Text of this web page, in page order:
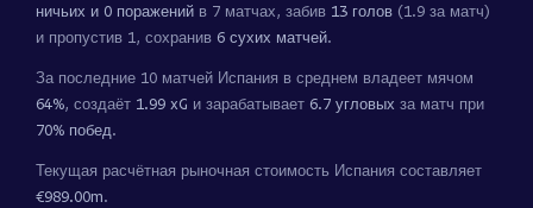
ничьих и 0 поражений в 7 матчах, забив 13 голов (1.9 за матч)
и пропустив 1, сохранив 6 сухих матчей.
За последние 10 матчей Испания в среднем владеет мячом
64%, создаёт 1.99 xG и зарабатывает 6.7 угловых за матч при
70% побед.
Текущая расчётная рыночная стоимость Испания составляет
€989.00m.